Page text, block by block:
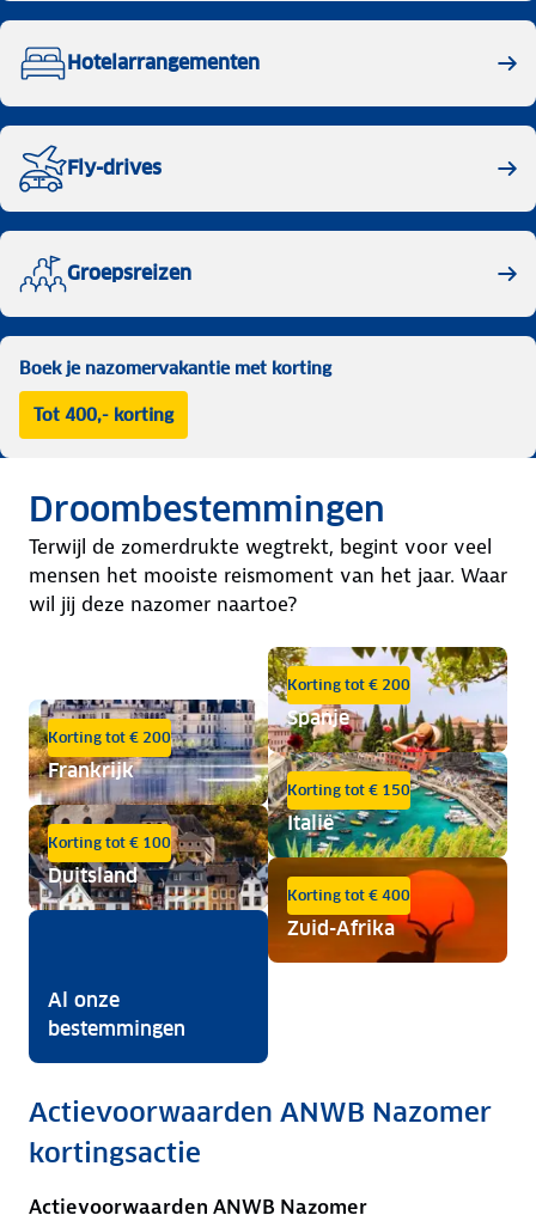
Hotelarrangementen
Fly-drives
Groepsreizen
Boek je nazomervakantie met korting
Tot 400,- korting
Droombestemmingen
Terwijl de zomerdrukte wegtrekt, begint voor veel
mensen het mooiste reismoment van het jaar. Waar
wil jij deze nazomer naartoe?
Korting tot € 200
Frankrijk
Korting tot € 100
Duitsland
Al onze
bestemmingen
Korting tot € 200
Spanje
Korting tot € 150
Italië
Korting tot € 400
Zuid-Afrika
Actievoorwaarden ANWB Nazomer
kortingsactie
Actievoorwaarden ANWB Nazomer